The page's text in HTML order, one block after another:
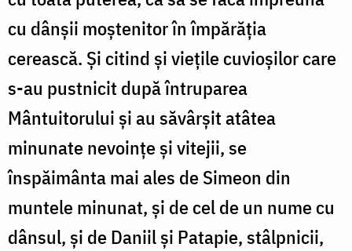
cu dânșii moștenitor în împărăția
cerească. Și citind și viețile cuvioșilor care
s-au pustnicit după întruparea
Mântuitorului și au săvârșit atâtea
minunate nevoințe și vitejii, se
înspăimânta mai ales de Simeon din
muntele minunat, și de cel de un nume cu
dânsul, și de Daniil și Patapie, stâlpnicii,